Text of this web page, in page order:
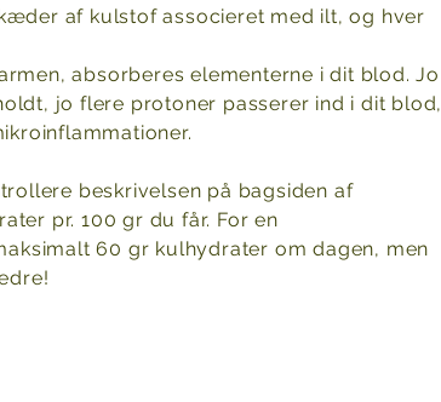
af kulstof associeret med ilt, og hver
absorberes elementerne i dit blod. Jo
jo flere protoner passerer ind i dit blod,
beskrivelsen på bagsiden af
pr. 100 gr du får. For en
60 gr kulhydrater om dagen, men